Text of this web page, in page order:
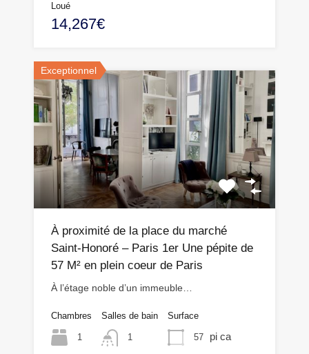
Loué
14,267€
Exceptionnel
À proximité de la place du marché
Saint-Honoré – Paris 1er Une pépite de
57 M² en plein coeur de Paris
À l’étage noble d’un immeuble…
Chambres
1
Salles de bain
1
Surface
57 pi ca